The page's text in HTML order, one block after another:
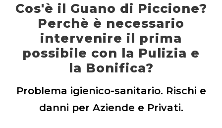
Cos'è il Guano di Piccione?
Perchè è necessario
intervenire il prima
possibile con la Pulizia e
la Bonifica?
Problema igienico-sanitario. Rischi e
danni per Aziende e Privati.